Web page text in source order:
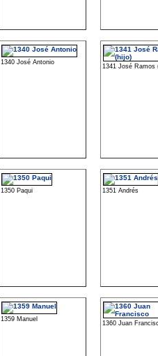
1340 José Antonio
1341 José Ramos
1350 Paqui 1351 Andrés
1359 Manuel
1360 Juan